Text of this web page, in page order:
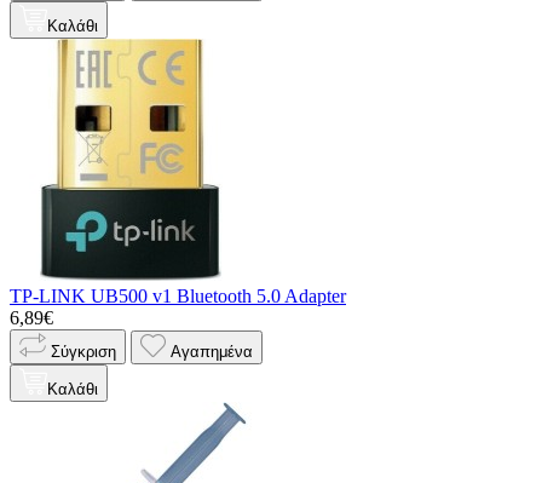
Καλάθι
TP-LINK UB500 v1 Bluetooth 5.0 Adapter
6,89€
Σύγκριση Αγαπημένα
Καλάθι